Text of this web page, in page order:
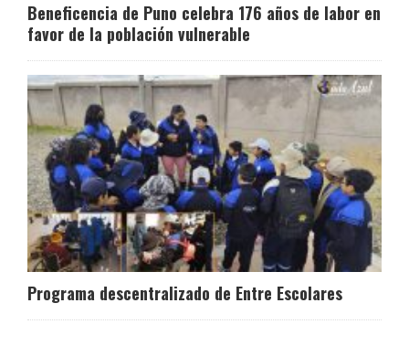
Beneficencia de Puno celebra 176 años de labor en
favor de la población vulnerable
Programa descentralizado de Entre Escolares